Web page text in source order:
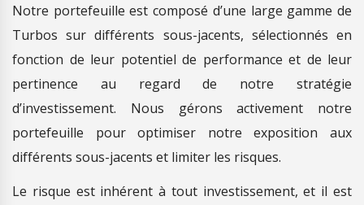
Notre portefeuille est composé d’une large gamme de
Turbos sur différents sous-jacents, sélectionnés en
fonction de leur potentiel de performance et de leur
pertinence au regard de notre stratégie
d’investissement. Nous gérons activement notre
portefeuille pour optimiser notre exposition aux
différents sous-jacents et limiter les risques.
Le risque est inhérent à tout investissement, et il est